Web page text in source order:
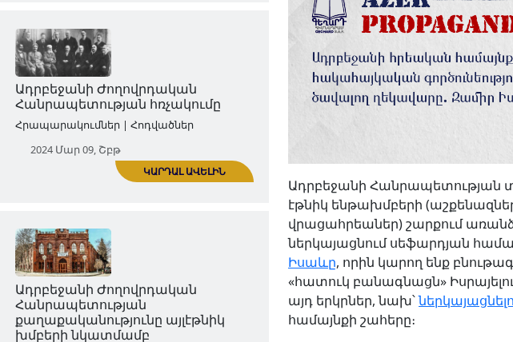
2024 Մար 09, Շբթ
Հանրապետության հռչակումը
Հրապարակումներ | Հոդվածներ
2024 Մար 09, Շբթ
Ադրբեջանի Հանրապետության
էթնիկ ենթախմբերի
վրացահրեաներ) շարքում
ներկայացնում սեֆարդյան
Իսաևը, որին կարող ենք
«հատուկ բանագնացն»
այդ երկրներ, նախ՝
համայնքի շահերը։